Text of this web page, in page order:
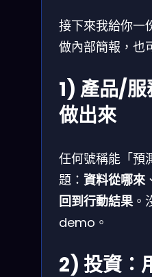
接下來我給你一
做內部簡報，也
1) 產品/
做出來
任何號稱能「預
題： 資料從哪來
回到行動結果。
demo。
2) 投資：